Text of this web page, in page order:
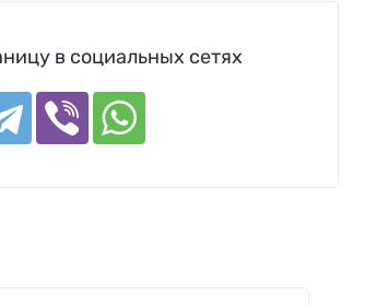
в социальных сетях